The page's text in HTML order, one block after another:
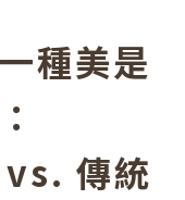
種美是
vs. 傳統